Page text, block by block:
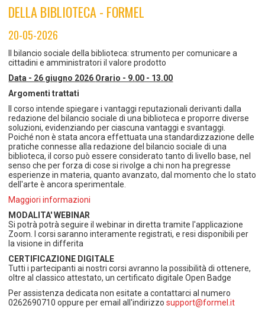
Coordinamento Provinciale Ferrarese Informagiovani
DELLA BIBLIOTECA - FORMEL
20-05-2026
Il bilancio sociale della biblioteca: strumento per comunicare a
cittadini e amministratori il valore prodotto
Data - 26 giugno 2026 Orario - 9.00 - 13.00
Argomenti trattati
Il corso intende spiegare i vantaggi reputazionali derivanti dalla
redazione del bilancio sociale di una biblioteca e proporre diverse
soluzioni, evidenziando per ciascuna vantaggi e svantaggi.
Poiché non è stata ancora effettuata una standardizzazione delle
pratiche connesse alla redazione del bilancio sociale di una
biblioteca, il corso può essere considerato tanto di livello base, nel
senso che per forza di cose si rivolge a chi non ha pregresse
esperienze in materia, quanto avanzato, dal momento che lo stato
dell'arte è ancora sperimentale.
Maggiori informazioni
MODALITA' WEBINAR
Si potrà potrà seguire il webinar in diretta tramite l'applicazione
Zoom. I corsi saranno interamente registrati, e resi disponibili per
la visione in differita
CERTIFICAZIONE DIGITALE
Tutti i partecipanti ai nostri corsi avranno la possibilità di ottenere,
oltre al classico attestato, un certificato digitale Open Badge
Per assistenza dedicata non esitate a contattarci al numero
0262690710 oppure per email all'indirizzosupport@formel.it